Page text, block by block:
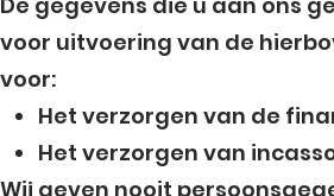
voor uitvoering van de
voor:
Het verzorgen van de
Het verzorgen van
Wij geven nooit